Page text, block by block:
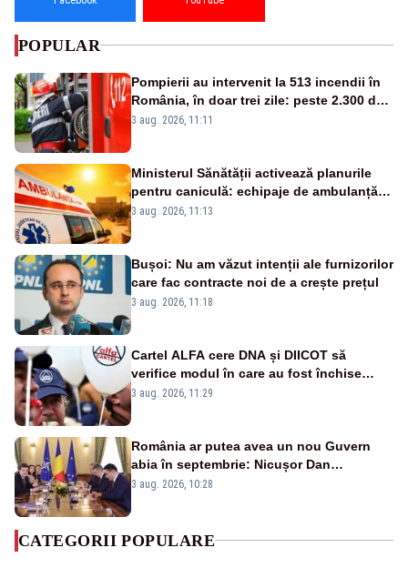
POPULAR
Pompierii au intervenit la 513 incendii în
România, în doar trei zile: peste 2.300 de
hectare de teren au fost afectate
3 aug. 2026, 11:11
Ministerul Sănătății activează planurile
pentru caniculă: echipaje de ambulanță
suplimentate, stocuri de medicamente
3 aug. 2026, 11:13
Bușoi: Nu am văzut intenții ale furnizorilor
care fac contracte noi de a crește prețul
3 aug. 2026, 11:18
Cartel ALFA cere DNA și DIICOT să
verifice modul în care au fost închise
centralele pe cărbune
3 aug. 2026, 11:29
România ar putea avea un nou Guvern
abia în septembrie: Nicușor Dan
pregătește noi consultări cu partidele
3 aug. 2026, 10:28
CATEGORII POPULARE